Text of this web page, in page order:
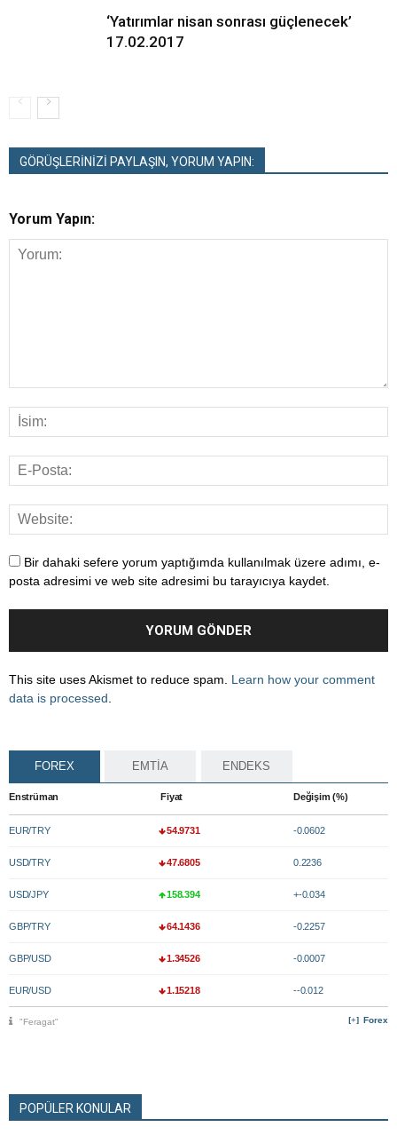
‘Yatırımlar nisan sonrası güçlenecek’
17.02.2017
GÖRÜŞLERİNİZİ PAYLAŞIN, YORUM YAPIN:
Yorum Yapın:
Bir dahaki sefere yorum yaptığımda kullanılmak üzere adımı, e-
posta adresimi ve web site adresimi bu tarayıcıya kaydet.
This site uses Akismet to reduce spam. Learn how your comment
data is processed
FOREX EMTİA ENDEKS
Enstrüman Fiyat Değişim (%)
EUR/TRY 54.9731 -0.0602
USD/TRY 47.6805 0.2236
USD/JPY 158.394 +-0.034
GBP/TRY 64.1436 -0.2257
GBP/USD 1.34526 -0.0007
EUR/USD 1.15218 --0.012
Forex
"Feragat"
POPÜLER KONULAR